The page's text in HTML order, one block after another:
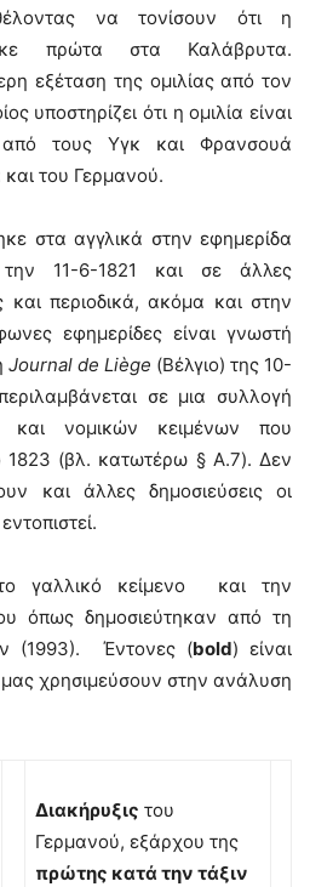
να τονίσουν ότι η
πρώτα στα Καλάβρυτα.
εξέταση της ομιλίας από τον
υποστηρίζει ότι η ομιλία είναι
τους Υγκ και Φρανσουά
του Γερμανού.
στα αγγλικά στην εφημερίδα
11-6-1821 και σε άλλες
περιοδικά, ακόμα και στην
εφημερίδες είναι γνωστή
Journal de Liège (Βέλγιο) της 10-
σε μια συλλογή
και νομικών κειμένων που
1823 (βλ. κατωτέρω § A.7). Δεν
και άλλες δημοσιεύσεις οι
γαλλικό κείμενο και την
όπως δημοσιεύτηκαν από τη
(1993). Έντονες (bold) είναι
μας χρησιμεύσουν στην ανάλυση
Διακήρυξις του
Γερμανού, εξάρχου της
πρώτης κατά την τάξιν